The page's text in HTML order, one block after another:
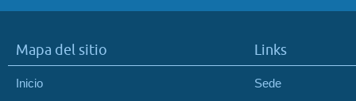
Mapa del sitio
Inicio
Links
Sede